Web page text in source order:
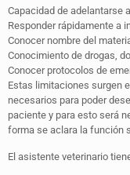
Capacidad de adelantarse
Responder rápidamente a
Conocer nombre del
Conocimiento de drogas,
Conocer protocolos de
Estas limitaciones surgen
necesarios para poder
paciente y para esto será
forma se aclara la función
El asistente veterinario tiene